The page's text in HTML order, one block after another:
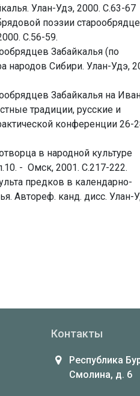
Улан-Удэ, 2000. С.63-67
поэзии
С.56-59.
Забайкалья (по
народов Сибири. Улан-Удэ,
Забайкалья на
традиции, русские и
конференции 26-
в народной культуре
- Омск, 2001. С.217-222.
предков в календарно-
Автореф. канд. дисс. Улан-
Контакты
Республика
Смолина, д. 6